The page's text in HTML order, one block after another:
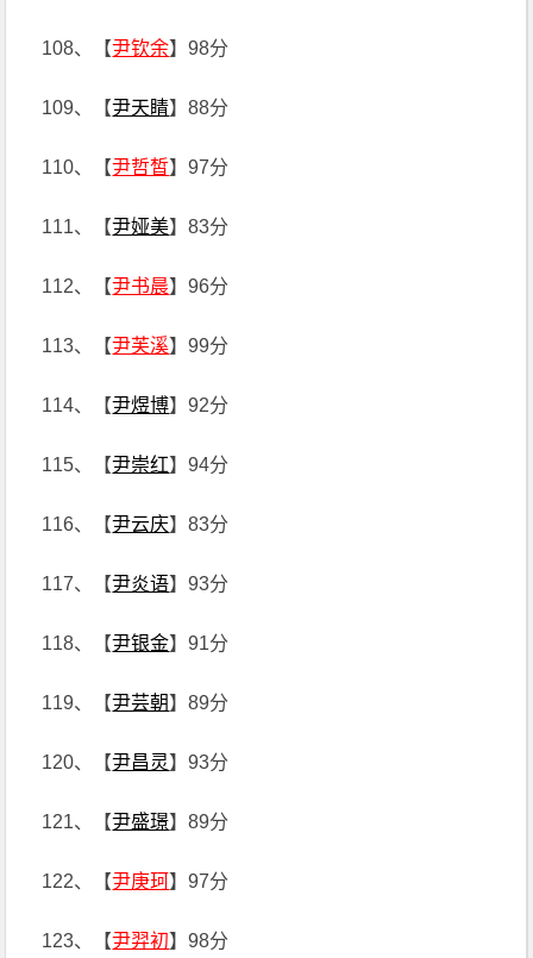
108、【尹钦余】98分
109、【尹天睛】88分
110、【尹哲皙】97分
111、【尹娅美】83分
112、【尹书晨】96分
113、【尹芙溪】99分
114、【尹煜博】92分
115、【尹崇红】94分
116、【尹云庆】83分
117、【尹炎语】93分
118、【尹银金】91分
119、【尹芸朝】89分
120、【尹昌灵】93分
121、【尹盛璟】89分
122、【尹庚珂】97分
123、【尹羿初】98分